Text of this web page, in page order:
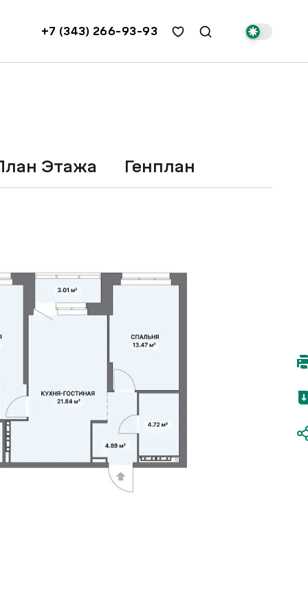
+7 (343) 266-93-93
План Этажа Генплан